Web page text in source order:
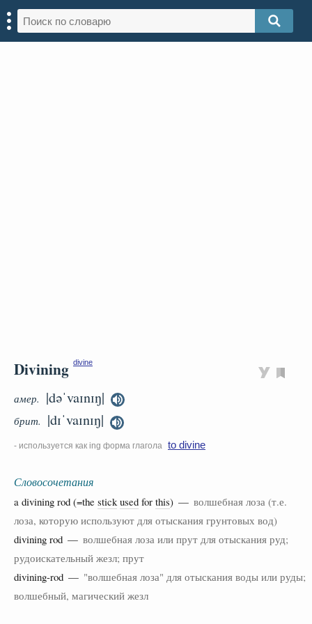
Divining divine
амер. |dəˈvaɪnɪŋ|
брит. |dɪˈvaɪnɪŋ|
- используется как ing форма глагола to divine
Словосочетания
a divining rod (=the stick used for this) — волшебная лоза (т.е.
лоза, которую используют для отыскания грунтовых вод)
divining rod — волшебная лоза или прут для отыскания руд;
рудоискательный жезл; прут
divining-rod — "волшебная лоза" для отыскания воды или руды;
волшебный, магический жезл